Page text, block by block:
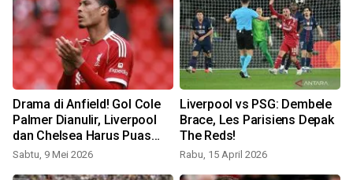
Drama di Anfield! Gol Cole
Palmer Dianulir, Liverpool
dan Chelsea Harus Puas
Berbagi Poin 1-1
Sabtu, 9 Mei 2026
Liverpool vs PSG: Dembele
Brace, Les Parisiens Depak
The Reds!
Rabu, 15 April 2026